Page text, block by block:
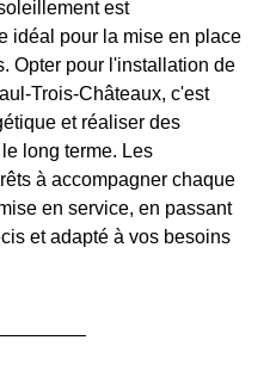
est
idéal pour la mise en place
Opter pour l'installation de
Trois-Châteaux, c'est
et réaliser des
long terme. Les
à accompagner chaque
en service, en passant
et adapté à vos besoins